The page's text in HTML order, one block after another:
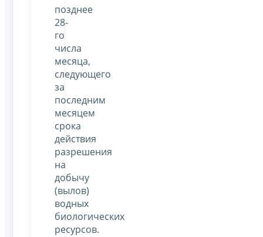
позднее
28-
го
числа
месяца,
следующего
за
последним
месяцем
срока
действия
разрешения
на
добычу
(вылов)
водных
биологических
ресурсов.